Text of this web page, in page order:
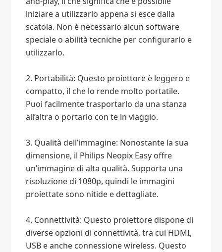
iniziare a utilizzarlo appena si esce dalla
scatola. Non è necessario alcun software
speciale o abilità tecniche per configurarlo e
utilizzarlo.
2. Portabilità: Questo proiettore è leggero e
compatto, il che lo rende molto portatile.
Puoi facilmente trasportarlo da una stanza
all’altra o portarlo con te in viaggio.
3. Qualità dell’immagine: Nonostante la sua
dimensione, il Philips Neopix Easy offre
un’immagine di alta qualità. Supporta una
risoluzione di 1080p, quindi le immagini
proiettate sono nitide e dettagliate.
4. Connettività: Questo proiettore dispone di
diverse opzioni di connettività, tra cui HDMI,
USB e anche connessione wireless. Questo